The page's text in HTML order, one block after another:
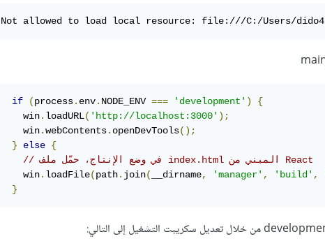
Not allowed to load local resource: file:///C:/Users/dido4/
if (process. env. NODE_ENV === 'development' )
{
    win
. loadURL( 'http://localhost:3000' );
    win
.webContents. openDevTools();
}
else {
// في وضع الإنتاج، حمّل ملف index.html المبني من React
    win
. loadFile(path. join( __dirname, 'manager' , 'build' ,
}